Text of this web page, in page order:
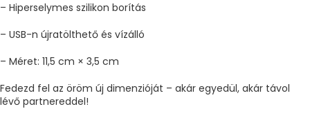
– Hiperselymes szilikon borítás
– USB-n újratölthető és vízálló
– Méret: 11,5 cm × 3,5 cm
Fedezd fel az öröm új dimenzióját – akár egyedül, akár távol
lévő partnereddel!